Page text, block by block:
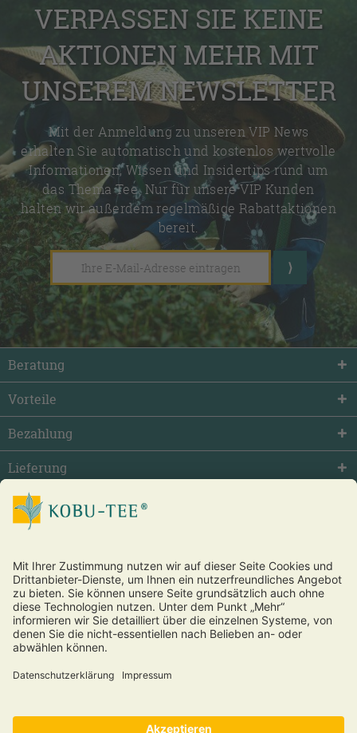
VERPASSEN SIE KEINE
AKTIONEN MEHR MIT
UNSEREM NEWSLETTER
Mit der Anmeldung zu unseren VIP News
erhalten Sie automatisch und kostenlos wertvolle
Informationen, Wissen und Insidertips rund um
das Thema Tee. Nur für unsere VIP Kunden
halten wir außerdem regelmäßige Rabattaktionen
bereit.
Beratung
Vorteile
Bezahlung
Lieferung
facebook twitter youtube
Vertrag widerrufen
* Alle Preise inkl. gesetzl. Mehrwertsteuer zzgl.Versandkosten